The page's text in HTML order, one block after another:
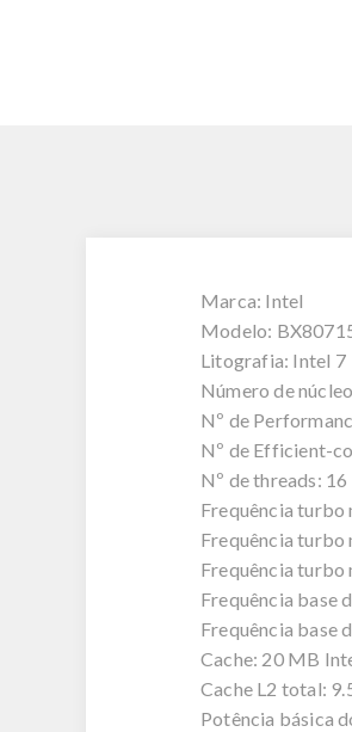
Marca: Intel
Modelo:
Litografia: Intel 7
Número de
Nº de
Nº de Efficient-
Nº de threads: 16
Frequência turbo
Frequência turbo
Frequência turbo
Frequência base
Frequência base
Cache: 20 MB
Cache L2 total:
Potência básica